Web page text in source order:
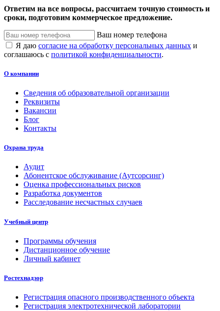
Ответим на все вопросы, рассчитаем точную стоимость и
сроки, подготовим коммерческое предложение.
Ваш номер телефона
Я даю согласие на обработку персональных данных и
соглашаюсь с политикой конфиденциальности.
О компании
Сведения об образовательной организации
Реквизиты
Вакансии
Блог
Контакты
Охрана труда
Аудит
Абонентское обслуживание (Аутсорсинг)
Оценка профессиональных рисков
Разработка документов
Расследование несчастных случаев
Учебный центр
Программы обучения
Дистанционное обучение
Личный кабинет
Ростехнадзор
Регистрация опасного производственного объекта
Регистрация электротехнической лаборатории